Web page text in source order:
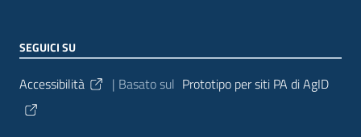
SEGUICI SU
Sezione Link Utili
Accessibilità | Basato sul Prototipo per siti PA di AgID